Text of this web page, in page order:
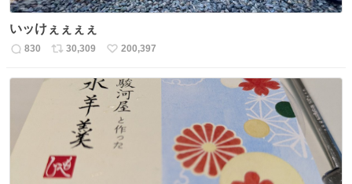
いッけぇぇぇぇ
返
830
リ
30,309
い
ね
数
200,397